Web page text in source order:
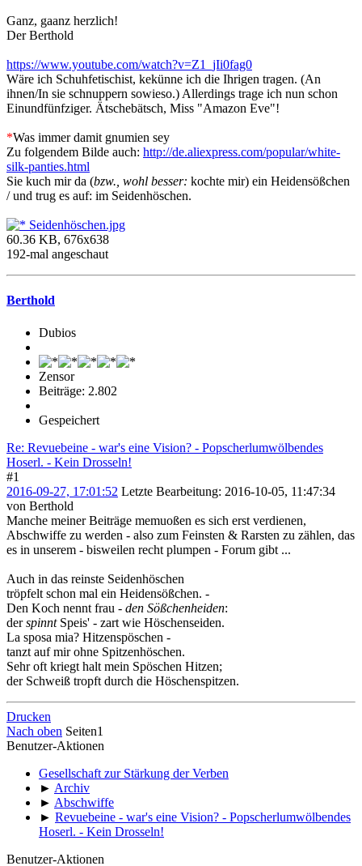
Ganz, gaanz herzlich!
Der Berthold
https://www.youtube.com/watch?v=Z1_jIi0fag0
Wäre ich Schuhfetischist, kekünne ich die Ihrigen tragen. (An
ihnen/In sie schnuppern sowieso.) Allerdings trage ich nun schon
Einundfünfziger. Ätschebätsch, Miss "Amazon Eve"!
*Was immer damit gnumien sey
Zu folgendem Bilde auch: http://de.aliexpress.com/popular/white-
silk-panties.html
Sie kuch mir da (bzw., wohl besser: kochte mir) ein Heidensößchen
/ und trug es auf: im Seidenhöschen.
Seidenhöschen.jpg
60.36 KB, 676x638
192-mal angeschaut
Berthold
Dubios
Zensor
Beiträge: 2.802
Gespeichert
Re: Revuebeine - war's eine Vision? - Popscherlumwölbendes
Hoserl. - Kein Drosseln!
#1
2016-09-27, 17:01:52 Letzte Bearbeitung: 2016-10-05, 11:47:34
von Berthold
Manche meiner Beiträge memuoßen es sich erst verdienen,
Abschwiffe zu werden - also zum Feinsten & Rarsten zu zählen, das
es in unserem - bisweilen recht plumpen - Forum gibt ...
Auch in das reinste Seidenhöschen
tröpfelt schon mal ein Heidensößchen. -
Den Koch nennt frau - den Sößchenheiden:
derspinntSpeis' - zart wie Höschenseiden.
La sposa mia? Hitzenspöschen -
tanzt auf mir ohne Spitzenhöschen.
Sehr oft kriegt halt mein Spöschen Hitzen;
der Schweiß tropft durch die Höschenspitzen.
Drucken
Nach oben Seiten1
Benutzer-Aktionen
Gesellschaft zur Stärkung der Verben
► Archiv
► Abschwiffe
► Revuebeine - war's eine Vision? - Popscherlumwölbendes
Hoserl. - Kein Drosseln!
Benutzer-Aktionen